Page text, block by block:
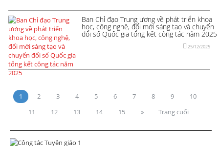
Ban Chỉ đạo Trung ương về phát triển khoa
học, công nghệ, đổi mới sáng tạo và chuyển
đổi số Quốc gia tổng kết công tác năm 2025
25/12/2025
1 2 3 4 5 6 7 8 9
10
11
12 13 14 15 » Trang cuối